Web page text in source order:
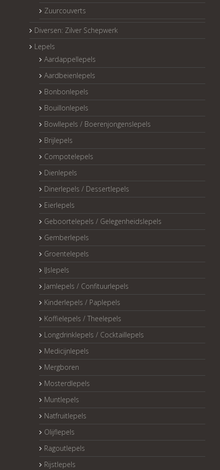
Zuurcouverts
Diversen: Zilver Schepwerk
Lepels
Aardappellepels
Aardbeienlepels
Bonbonlepels
Bouillonlepels
Bowllepels / Boerenjongenslepels
Brijlepels
Compotelepels
Dienlepels
Dinerlepels / Dessertlepels
Eierlepels
Geboortelepels / Gelegenheidslepels
Gemberlepels
Groentelepels
IJslepels
Jamlepels / Confituurlepels
Kinderlepels / Paplepels
Koffielepels / Theelepels
Longdrinklepels / Cocktaillepels
Medicijnlepels
Mergboren
Mosterdlepels
Muntlepels
Natfruitlepels
Olijflepels
Ragoutlepels
Rijstlepels